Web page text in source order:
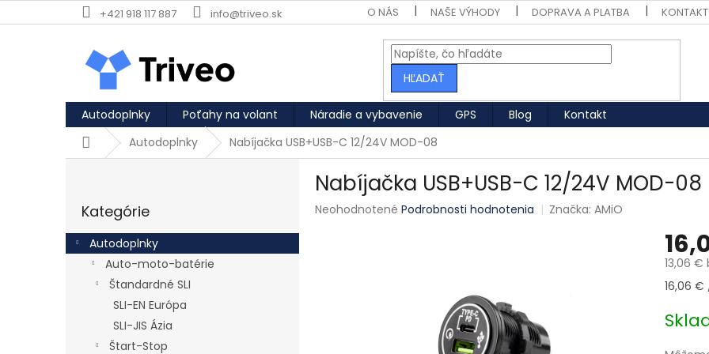
Prejsť na obsah +421 918 117 887 info@triveo.sk O NÁS NAŠE VÝHODY DOPRAVA A PLATBA KONTAKT
HĽADAŤ
Autodoplnky Poťahy na volant Náradie a vybavenie GPS Blog
Kontakt
DomovAutodoplnky Nabíjačka USB+USB-C 12/24V MOD-08
Kategórie
Autodoplnky
Auto-moto-batérie
Štandardné SLI
SLI-EN Európa
SLI-JIS Ázia
Štart-Stop
Nabíjačka USB+USB-C 12/24V MOD-08
Priemerné hodnotenie produktu je 0,0 z 5 hviezdičiek.
Neohodnotené Podrobnosti hodnotenia Značka:AMiO
13,06 €
16,06 €